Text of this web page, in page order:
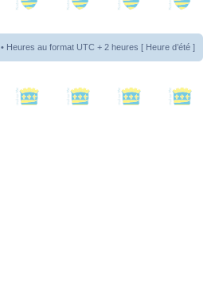
• Heures au format UTC + 2 heures [ Heure d’été ]